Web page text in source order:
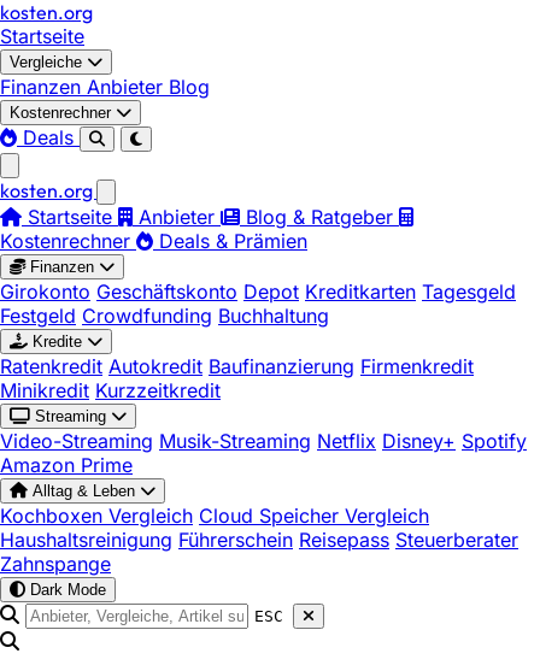
kosten.org
Startseite
Vergleiche
Finanzen Anbieter Blog
Kostenrechner
Deals
kosten.org
Startseite
Anbieter
Blog & Ratgeber
Kostenrechner
Deals & Prämien
Finanzen
Girokonto Geschäftskonto Depot Kreditkarten Tagesgeld
Festgeld Crowdfunding Buchhaltung
Kredite
Ratenkredit Autokredit Baufinanzierung Firmenkredit
Minikredit Kurzzeitkredit
Streaming
Video-Streaming Musik-Streaming Netflix Disney+ Spotify
Amazon Prime
Alltag & Leben
Kochboxen Vergleich Cloud Speicher Vergleich
Haushaltsreinigung Führerschein Reisepass Steuerberater
Zahnspange
Dark Mode
ESC